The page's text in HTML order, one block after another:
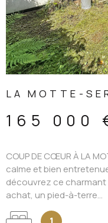
LA MOTTE-
165 000
COUP DE CŒUR À LA
calme et bien
découvrez ce charmant
achat, un pied-à-terre...